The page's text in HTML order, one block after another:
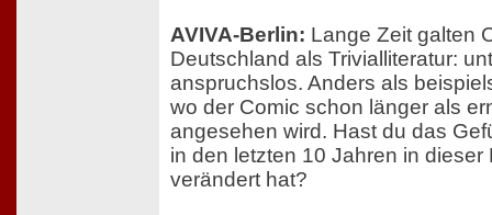
AVIVA-Berlin: Lange Zeit galten
Deutschland als Trivialliteratur:
anspruchslos. Anders als
wo der Comic schon länger als
angesehen wird. Hast du das
in den letzten 10 Jahren in dieser
verändert hat?